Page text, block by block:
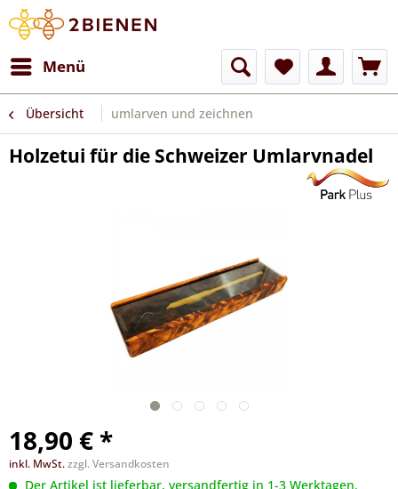
Menü
Übersicht umlarven und zeichnen
Holzetui für die Schweizer Umlarvnadel
18,90 € *
inkl. MwSt.zzgl. Versandkosten
Der Artikel ist lieferbar, versandfertig in 1-3 Werktagen.